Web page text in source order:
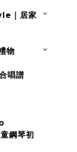
｜居家
物
唱譜
鋼琴初